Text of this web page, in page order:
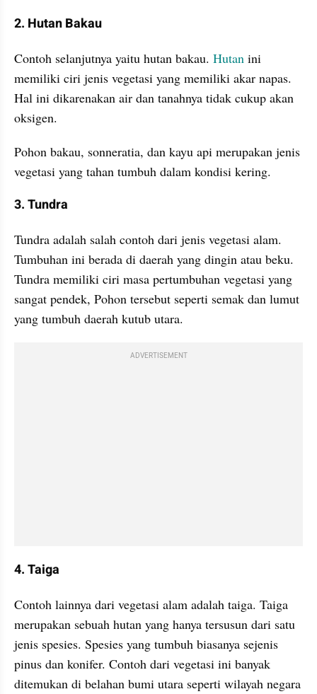
2. Hutan Bakau
Contoh selanjutnya yaitu hutan bakau. Hutan ini
memiliki ciri jenis vegetasi yang memiliki akar napas.
Hal ini dikarenakan air dan tanahnya tidak cukup akan
oksigen.
Pohon bakau, sonneratia, dan kayu api merupakan jenis
vegetasi yang tahan tumbuh dalam kondisi kering.
3. Tundra
Tundra adalah salah contoh dari jenis vegetasi alam.
Tumbuhan ini berada di daerah yang dingin atau beku.
Tundra memiliki ciri masa pertumbuhan vegetasi yang
sangat pendek, Pohon tersebut seperti semak dan lumut
yang tumbuh daerah kutub utara.
ADVERTISEMENT
4. Taiga
Contoh lainnya dari vegetasi alam adalah taiga. Taiga
merupakan sebuah hutan yang hanya tersusun dari satu
jenis spesies. Spesies yang tumbuh biasanya sejenis
pinus dan konifer. Contoh dari vegetasi ini banyak
ditemukan di belahan bumi utara seperti wilayah negara